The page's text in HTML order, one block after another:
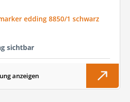
edding 8850/1 schwarz
sichtbar
anzeigen